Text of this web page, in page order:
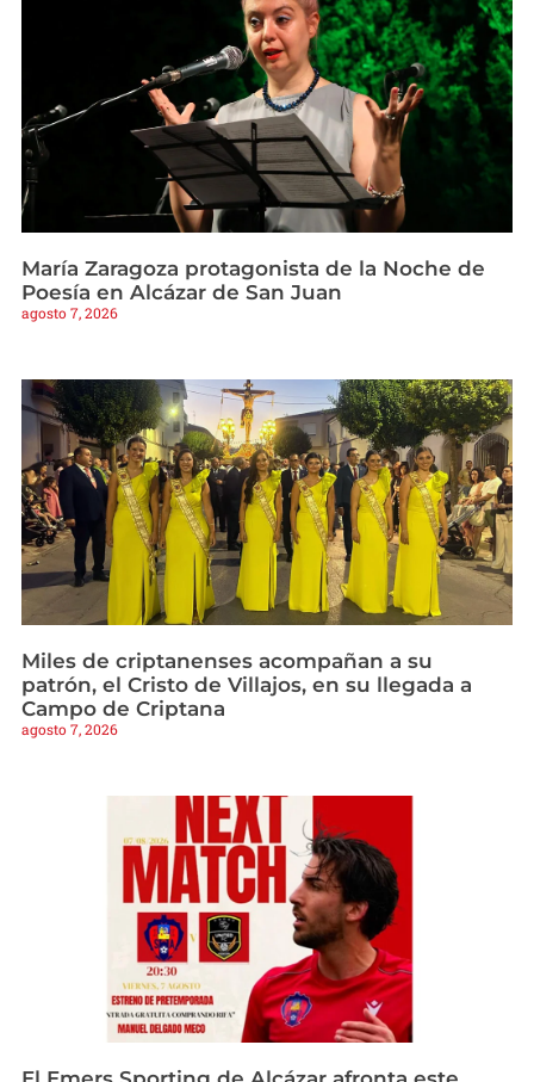
María Zaragoza protagonista de la Noche de
Poesía en Alcázar de San Juan
agosto 7, 2026
Miles de criptanenses acompañan a su
patrón, el Cristo de Villajos, en su llegada a
Campo de Criptana
agosto 7, 2026